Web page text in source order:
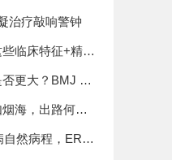
进治疗敲响警钟
临床特征+精确
更大？BMJ 的
海，出路何
自然病程，ERA